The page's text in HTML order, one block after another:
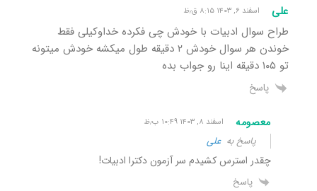
علی اسفند ۶, ۱۴۰۳ ۸:۱۵ ق٫ظ
طراح سوال ادبیات با خودش چی فکرده خداوکیلی فقط
خوندن هر سوال خودش ۲ دقیقه طول میکشه خودش میتونه
تو ۱۰۵ دقیقه اینا رو جواب بده
پاسخ
معصومه اسفند ۸, ۱۴۰۳ ۱۰:۴۹ ب٫ظ
پاسخ بهعلی
چقدر استرس کشیدم سر آزمون دکترا ادبیات!
پاسخ